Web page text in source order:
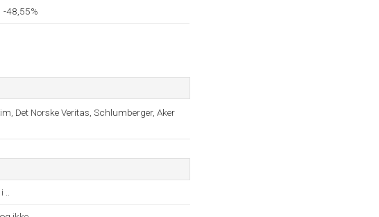
-48,55%
Det Norske Veritas, Schlumberger, Aker